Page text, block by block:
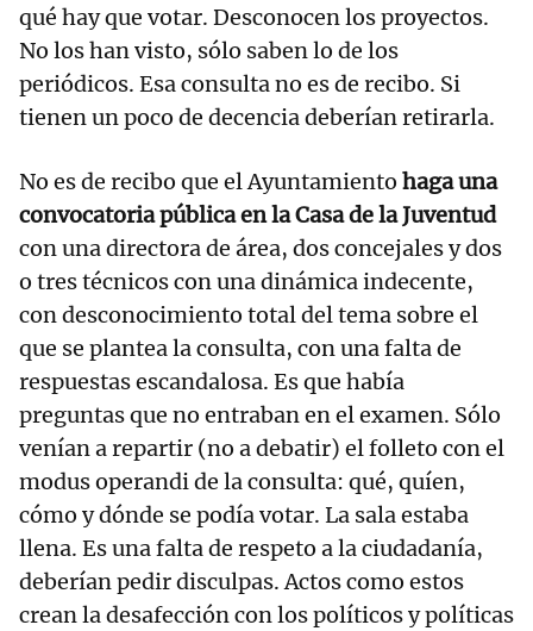
qué hay que votar. Desconocen los proyectos.
No los han visto, sólo saben lo de los
periódicos. Esa consulta no es de recibo. Si
tienen un poco de decencia deberían retirarla.
No es de recibo que el Ayuntamiento haga una
convocatoria pública en la Casa de la Juventud
con una directora de área, dos concejales y dos
o tres técnicos con una dinámica indecente,
con desconocimiento total del tema sobre el
que se plantea la consulta, con una falta de
respuestas escandalosa. Es que había
preguntas que no entraban en el examen. Sólo
venían a repartir (no a debatir) el folleto con el
modus operandi de la consulta: qué, quíen,
cómo y dónde se podía votar. La sala estaba
llena. Es una falta de respeto a la ciudadanía,
deberían pedir disculpas. Actos como estos
crean la desafección con los políticos y políticas